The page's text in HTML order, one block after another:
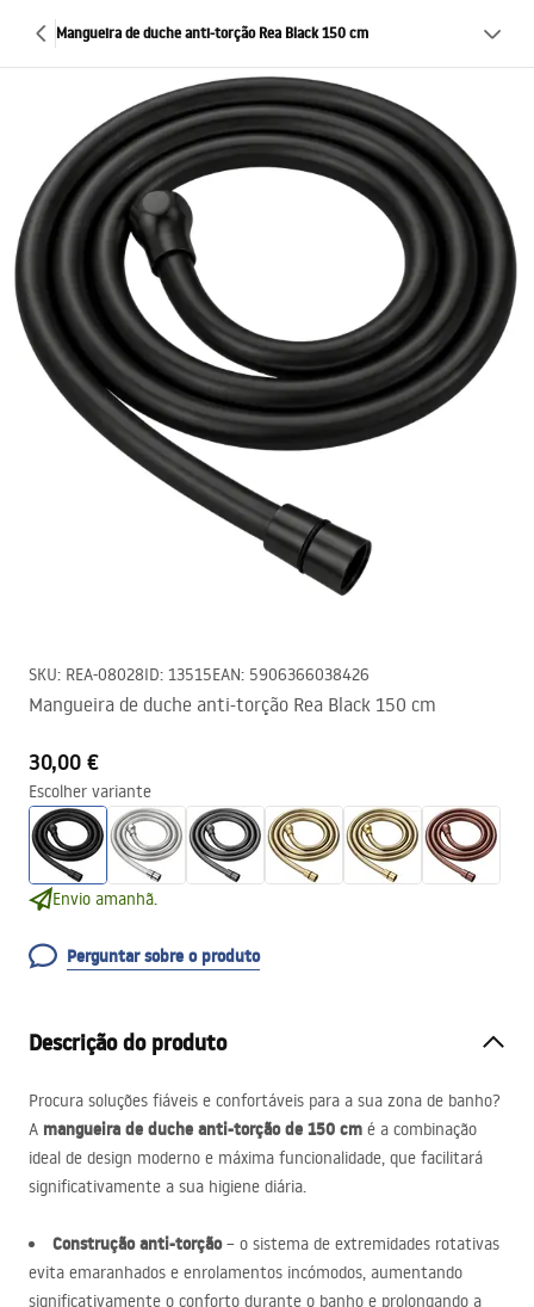
Mangueira de duche anti-torção Rea Black 150 cm
SKU: REA-08028ID: 13515EAN: 5906366038426
Mangueira de duche anti-torção Rea Black 150 cm
30,00 €
Escolher variante
Envio amanhã.
Perguntar sobre o produto
Descrição do produto
Procura soluções fiáveis e confortáveis para a sua zona de banho?
A mangueira de duche anti-torção de 150 cm é a combinação
ideal de design moderno e máxima funcionalidade, que facilitará
significativamente a sua higiene diária.
Construção anti-torção– o sistema de extremidades rotativas
evita emaranhados e enrolamentos incómodos, aumentando
significativamente o conforto durante o banho e prolongando a